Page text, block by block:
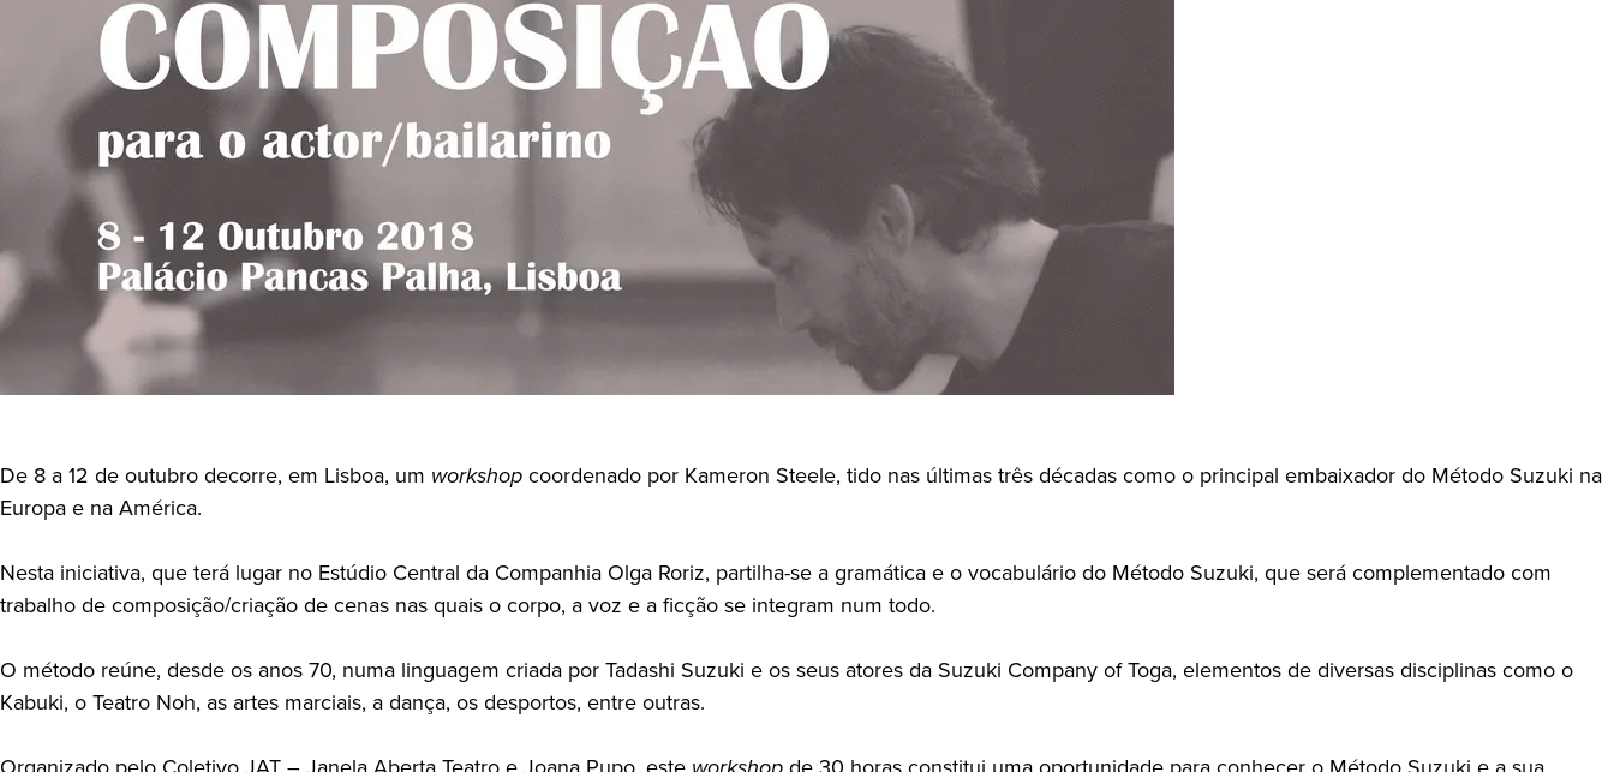
De 8 a 12 de outubro decorre, em Lisboa, um workshopcoordenado por Kameron Steele, tido nas últimas três décadas como o principal embaixador do Método Suzuki na
Europa e na América.
Nesta iniciativa, que terá lugar no Estúdio Central da Companhia Olga Roriz, partilha-se a gramática e o vocabulário do Método Suzuki, que será complementado com
trabalho de composição/criação de cenas nas quais o corpo, a voz e a ficção se integram num todo.
O método reúne, desde os anos 70, numa linguagem criada por Tadashi Suzuki e os seus atores da Suzuki Company of Toga, elementos de diversas disciplinas como o
Kabuki, o Teatro Noh, as artes marciais, a dança, os desportos, entre outras.